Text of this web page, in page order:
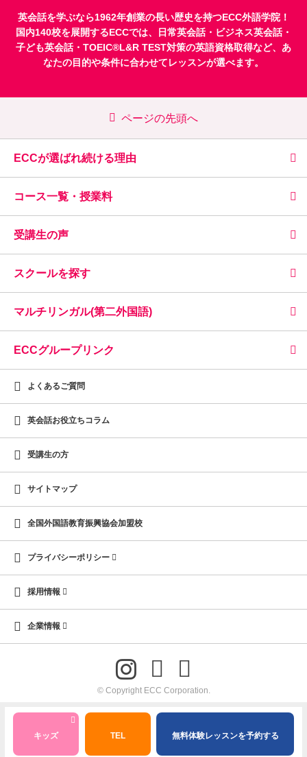
キッズ TEL 無料体験レッスンを予約する
英会話を学ぶなら1962年創業の長い歴史を持つECC外語学院！
国内140校を展開するECCでは、
日常英会話・ ビジネス英会話・
子ども英会話・ TOEIC®L&R TEST対策の英語資格取得など、あ
なたの目的や条件に合わせてレッスンが選べます。
ページの先頭へ
ECCが選ばれ続ける理由
コース一覧・授業料
受講生の声
スクールを探す
マルチリンガル(第二外国語)
ECCグループリンク
よくあるご質問
英会話お役立ちコラム
受講生の方
サイトマップ
全国外国語教育振興協会加盟校
プライバシーポリシー
採用情報
企業情報
© Copyright ECC Corporation.